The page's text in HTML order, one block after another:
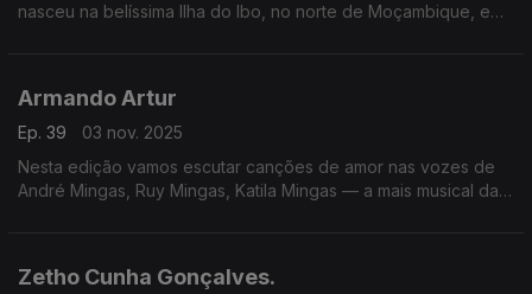
nasceu na belíssima Ilha do Ibo, no norte de Moçambique, em
Armando Artur
Ep. 39
03 nov. 2025
Nesta edição vamos escutar canções de amor nas vozes de
André Mingas, Ruy Mingas, Katila Mingas — a mais musical das
Zetho Cunha Gonçalves.